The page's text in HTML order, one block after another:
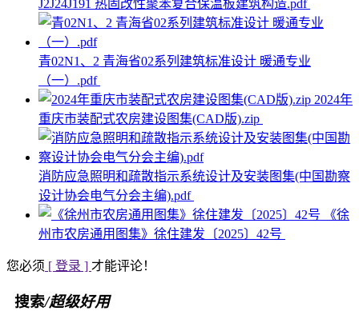
J2J24J191 热固改性聚苯复合保温板建筑构造.pdf
青02N1、2 青海省02系列建筑标准设计 暖通专业
（一）.pdf
2024年
重庆市装配式农房建设图集(CAD版).zip
消防应急照明和疏散指示系统设计及安装图集(中国勘察
设计协会电气分会主编).pdf
《徐
州市农房通用图集》徐住建发〔2025〕42号
您必须 [ 登录 ] 才能评论！
搜索/超级好用